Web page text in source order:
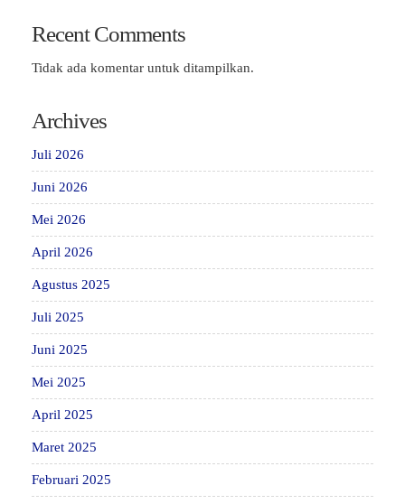
Recent Comments
Tidak ada komentar untuk ditampilkan.
Archives
Juli 2026
Juni 2026
Mei 2026
April 2026
Agustus 2025
Juli 2025
Juni 2025
Mei 2025
April 2025
Maret 2025
Februari 2025